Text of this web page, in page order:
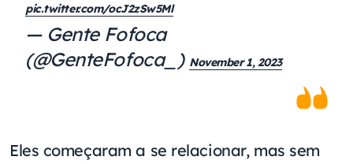
pic.twitter.com/ocJ2zSw5Ml
— Gente Fofoca
(@GenteFofoca_) November 1, 2023
Eles começaram a se relacionar, mas sem